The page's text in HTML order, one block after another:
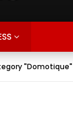
"Domotique"